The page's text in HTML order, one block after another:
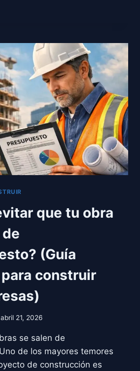
que tu obra
(Guía
construir
abril 21, 2026
se salen de
de los mayores temores
de construcción es